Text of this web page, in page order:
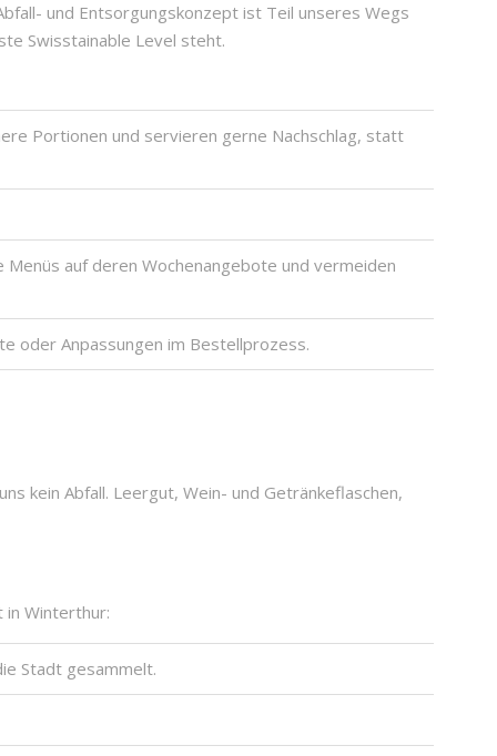
und Entsorgungskonzept ist Teil unseres Wegs
Swisstainable Level steht.
Portionen und servieren gerne Nachschlag, statt
auf deren Wochenangebote und vermeiden
oder Anpassungen im Bestellprozess.
kein Abfall. Leergut, Wein- und Getränkeflaschen,
in Winterthur:
Stadt gesammelt.